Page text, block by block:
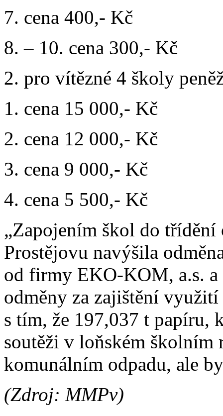
7. cena 400,- Kč
8. – 10. cena 300,- Kč
2. pro vítězné 4 školy
1. cena 15 000,- Kč
2. cena 12 000,- Kč
3. cena 9 000,- Kč
4. cena 5 500,- Kč
„Zapojením škol do třídění
Prostějovu navýšila
od firmy EKO-KOM, a.s. a
odměny za zajištění
s tím, že 197,037 t papíru,
soutěži v loňském školním
komunálním odpadu, ale
(Zdroj: MMPv)